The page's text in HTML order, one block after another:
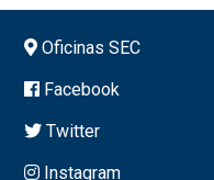
Oficinas SEC
Facebook
Twitter
Instagram